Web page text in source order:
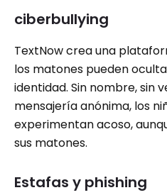
ciberbullying
TextNow crea una
los matones pueden
identidad. Sin nombre, sin
mensajería anónima, los
experimentan acoso,
sus matones.
Estafas y phishing